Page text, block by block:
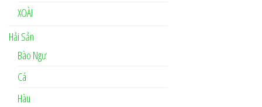
XOÀI
Hải Sản
Bào Ngư
Cá
Hàu